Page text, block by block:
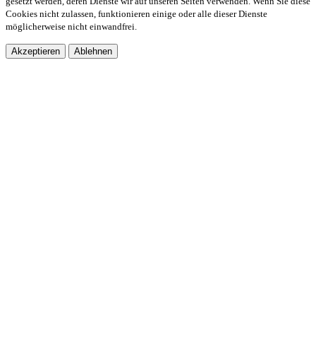
Cookies nicht zulassen, funktionieren einige oder alle dieser Dienste
möglicherweise nicht einwandfrei.
Akzeptieren Ablehnen